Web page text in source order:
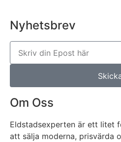
Nyhetsbrev
Om Oss
Eldstadsexperten är ett litet
att sälja moderna, prisvärda